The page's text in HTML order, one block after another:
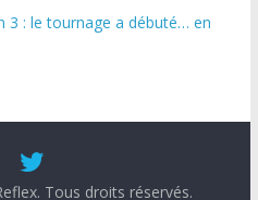
3 : le tournage a débuté… en
. Tous droits réservés.